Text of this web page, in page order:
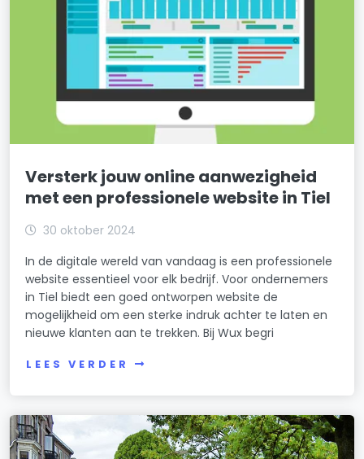
Versterk jouw online aanwezigheid
met een professionele website in Tiel
30 oktober 2024
In de digitale wereld van vandaag is een professionele
website essentieel voor elk bedrijf. Voor ondernemers
in Tiel biedt een goed ontworpen website de
mogelijkheid om een sterke indruk achter te laten en
nieuwe klanten aan te trekken. Bij Wux begri
LEES VERDER